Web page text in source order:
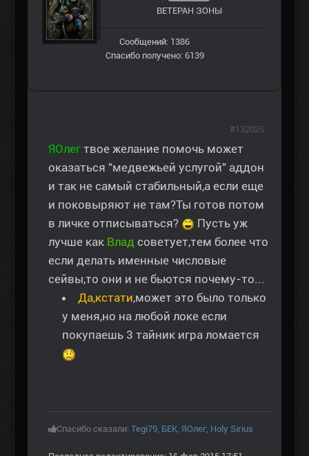
ВЕТЕРАН ЗOНЫ
Сообщений: 1386
Спасибо получено: 6139
ЯОлег твое желание помочь может
оказаться "медвежьей услугой" аддон
и так не самый стабильный,а если еще
и поковыряют не там?Ты готов потом
в личке отписываться?
Пусть уж
лучше как Влад советует,тем более что
если делать именные числовые
сейвы,то они и не бьются почему-то...
Да,кстати,может это было только
у меня,но на любой локе если
покупаешь 3 тайник игра ломается
Спасибо сказали: Tegi79, БЕК, ЯОлег, Holy Sirius
#132026